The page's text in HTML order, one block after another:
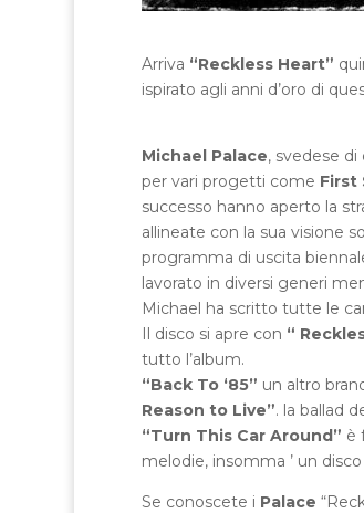
Arriva “Reckless Heart”
ispirato agli anni d’oro di
Michael Palace, svedese
per vari progetti come First
successo hanno aperto la
allineate con la sua visione
programma di uscita
lavorato in diversi generi
Michael ha scritto tutte le
Il disco si apre con “
tutto l’album.
“Back To ‘85” un altro
Reason to Live”. la ballad
“Turn This Car Around” è
melodie, insomma ’ un
Se conoscete i Palace